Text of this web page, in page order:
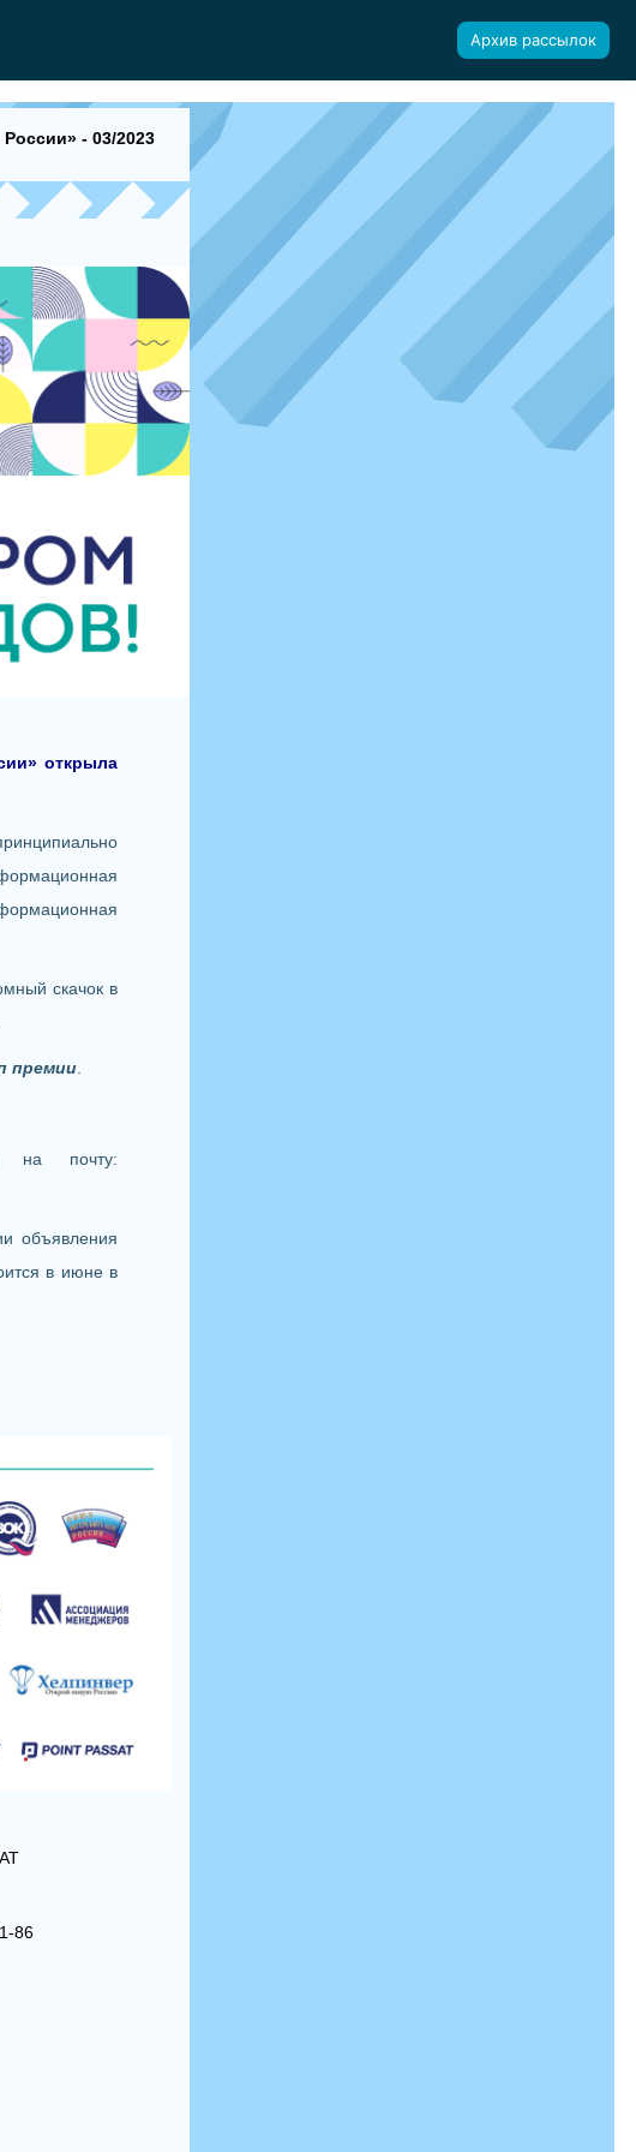
Архив рассылок
- 03/2023
открыла
скачок в
премии
на почту:
объявления
в июне в
86